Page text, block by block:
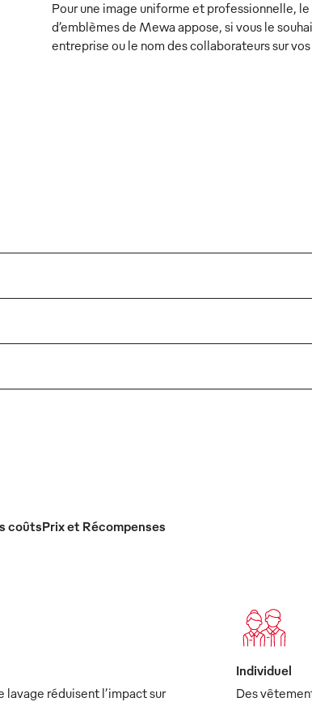
Pour une image uniforme et professionnelle,
d’emblèmes de Mewa appose, si vous le
entreprise ou le nom des collaborateurs sur
coûtsPrix et Récompenses
lavage réduisent l’impact sur
Individuel
Des